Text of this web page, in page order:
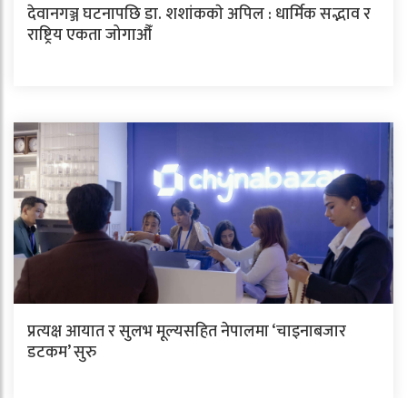
देवानगञ्ज घटनापछि डा. शशांककाे अपिल : धार्मिक सद्भाव र
राष्ट्रिय एकता जोगाऔँ
प्रत्यक्ष आयात र सुलभ मूल्यसहित नेपालमा ‘चाइनाबजार
डटकम’ सुरु